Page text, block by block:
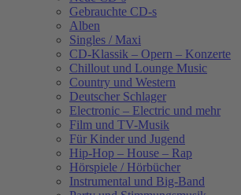
Gebrauchte CD-s
Alben
Singles / Maxi
CD-Klassik – Opern – Konzerte
Chillout und Lounge Music
Country und Western
Deutscher Schlager
Electronic – Electric und mehr
Film und TV-Musik
Für Kinder und Jugend
Hip-Hop – House – Rap
Hörspiele / Hörbücher
Instrumental und Big-Band